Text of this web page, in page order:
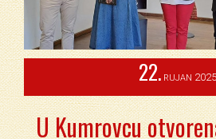
22. RUJAN 2025.
U Kumrovcu